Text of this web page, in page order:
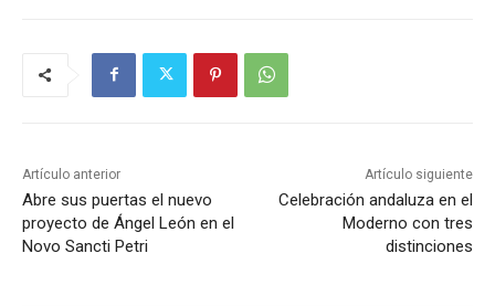
Artículo anterior
Abre sus puertas el nuevo
proyecto de Ángel León en el
Novo Sancti Petri
Artículo siguiente
Celebración andaluza en el
Moderno con tres
distinciones